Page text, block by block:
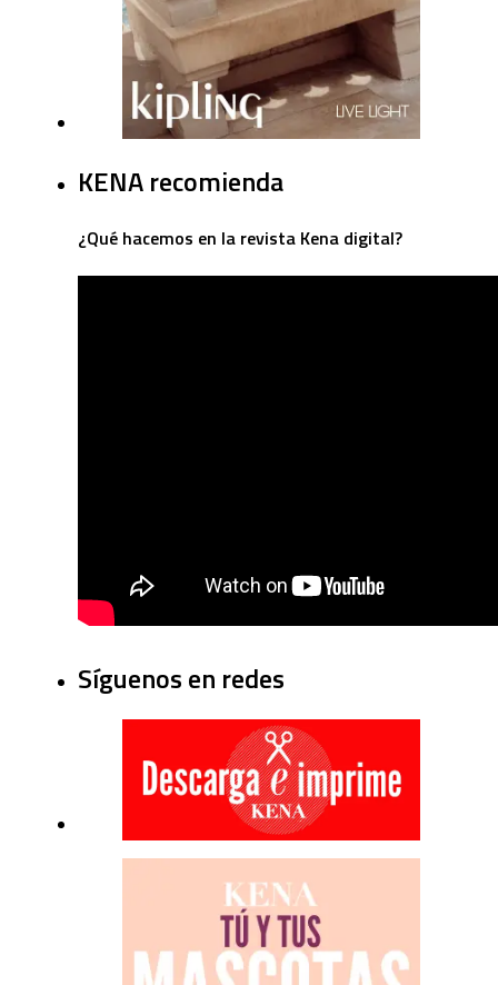
KENA recomienda
¿Qué hacemos en la revista Kena digital?
Síguenos en redes